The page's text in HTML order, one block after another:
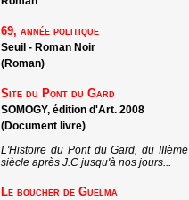
69, année politique
Seuil - Roman Noir
(Roman)
Site du Pont du Gard
SOMOGY, édition d'Art. 2008
(Document livre)
L'Histoire du Pont du Gard, du IIIème
siècle après J.C jusqu'à nos jours...
Le boucher de Guelma